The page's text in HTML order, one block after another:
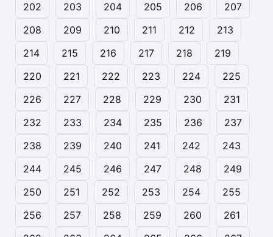
202
203 204 205 206
207
208
209 210 211 212
213
214
215 216 217 218
219
220
221 222 223 224
225
226
227 228 229 230
231
232
233 234 235 236
237
238
239 240 241 242
243
244
245 246 247 248
249
250
251 252 253 254
255
256
257 258 259 260
261